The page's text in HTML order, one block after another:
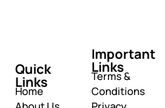
Quick
Links
Home
Important
Links
Terms &
Conditions